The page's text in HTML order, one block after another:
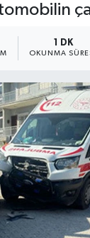
1 DK
OKUNMA